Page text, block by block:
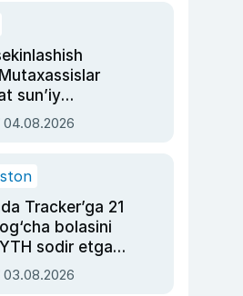
sun’iy
boshqara
xavotir
04.08.2026
Tracker’ga 21
bolasini
sodir etgan
hukmi o‘qildi
03.08.2026